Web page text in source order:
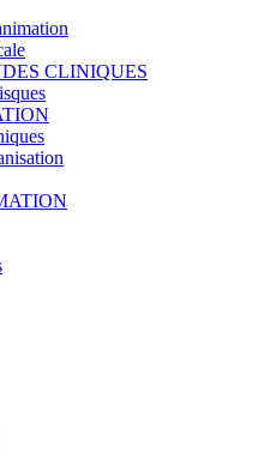
CLINIQUES